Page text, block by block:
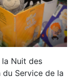
Nuit des
Service de la